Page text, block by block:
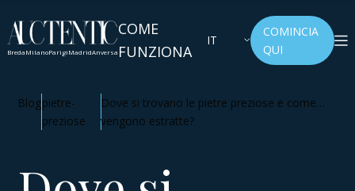
BredaMilanoParigiMadridAnversa
COME
FUNZIONA
IT
COMINCIA
QUI
Blogpietre-
preziose
Dove si trovano le pietre preziose e come
vengono estratte?